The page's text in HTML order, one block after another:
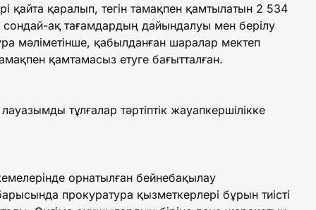
қайта қаралып, тегін тамақпен қамтылатын 2 534
сондай-ақ тағамдардың дайындалуы мен берілу
мәліметінше, қабылданған шаралар мектеп
қамтамасыз етуге бағытталған.
тұлғалар тәртіптік жауапкершілікке
орнатылған бейнебақылау
прокуратура қызметкерлері бұрын тиісті